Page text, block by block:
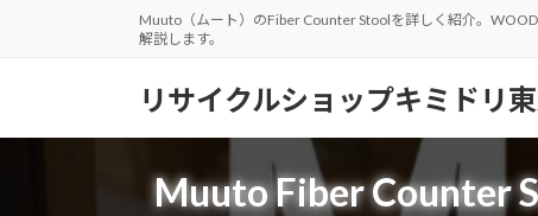
Muuto（ムート）のFiber Counter Stoolを詳しく紹介。
解説します。
リサイクルショップキミドリ
Muuto Fiber Counter